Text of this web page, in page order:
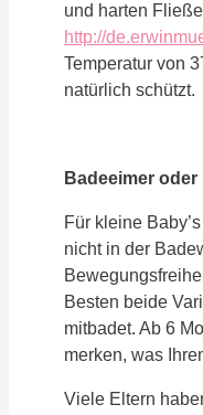
und harten
http://
Temperatur von
natürlich schützt.
Badeeimer
Für kleine
nicht in der
Besten beide
mitbadet. Ab 6
merken, was
Viele Eltern